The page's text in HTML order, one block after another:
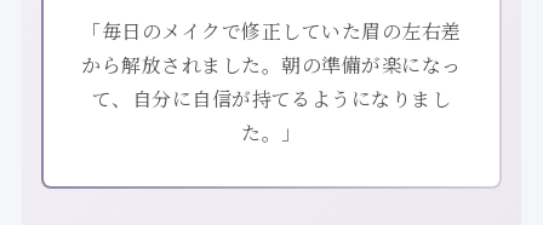
「毎日のメイクで修正していた眉の左右差
から解放されました。朝の準備が楽になっ
て、自分に自信が持てるようになりまし
た。」